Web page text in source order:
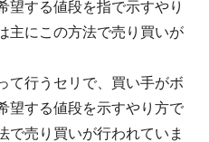
望する値段を指で示すやり
主にこの方法で売り買いが
て行うセリで、買い手がボ
望する値段を示すやり方で
で売り買いが行われていま